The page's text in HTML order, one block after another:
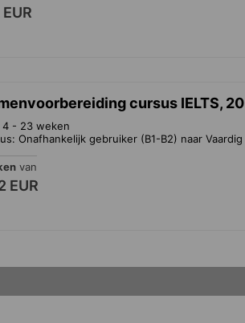
cursus IELTS,
4 - 23 weken
Onafhankelijk gebruiker (B1-B2) naar
van
EUR